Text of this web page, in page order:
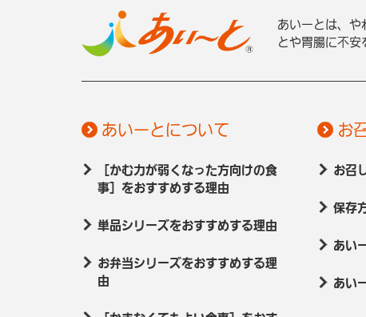
あいーとは、や
とや胃腸に不安
あいーとについて
［かむ力が弱くなった方向けの食
事］をおすすめする理由
単品シリーズをおすすめする理由
お弁当シリーズをおすすめする理
由
お
お召
保存
あい
あい